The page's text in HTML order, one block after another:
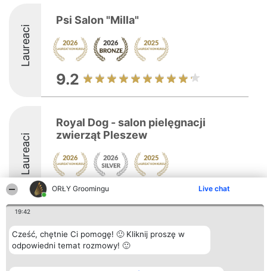
ORŁY Groomingu Live chat
19:42
Cześć, chętnie Ci pomogę! 🙂 Kliknij proszę w
odpowiedni temat rozmowy! 🙂
Laureaci
Psi Salon "Milla"
9.2
Laureaci
Royal Dog - salon pielęgnacji
zwierząt Pleszew
9.4
Organizator plebiscytu
Bright Side Solutions sp. z o.
o. sp. k.
Plebiscyt
Laureaci
Lista
Kontakt